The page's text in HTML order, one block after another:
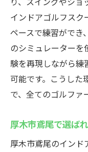
に左右されな
24時間営
忙しい現
どんな時
ライフス
快適な練
セコム見守り
安全にゴルフ
インドアゴルフスク
ペースで練習ができ
のシミュレーターを
験を再現しながら練
可能です。こうした
で、全てのゴルファ
厚木市鳶尾で選ば
厚木市鳶尾のインド